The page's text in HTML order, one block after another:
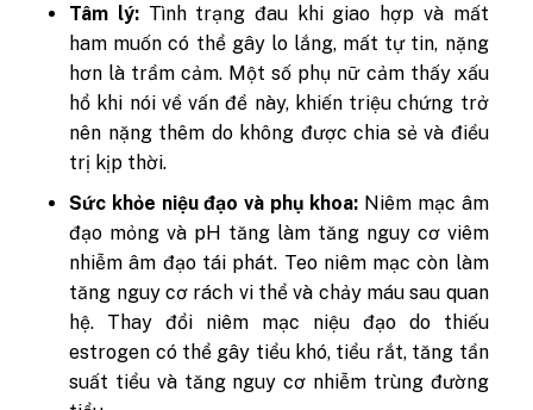
Tâm lý: Tình trạng đau khi giao hợp và mất
ham muốn có thể gây lo lắng, mất tự tin, nặng
hơn là trầm cảm. Một số phụ nữ cảm thấy xấu
hổ khi nói về vấn đề này, khiến triệu chứng trở
nên nặng thêm do không được chia sẻ và điều
trị kịp thời.
Sức khỏe niệu đạo và phụ khoa: Niêm mạc âm
đạo mỏng và pH tăng làm tăng nguy cơ viêm
nhiễm âm đạo tái phát. Teo niêm mạc còn làm
tăng nguy cơ rách vi thể và chảy máu sau quan
hệ. Thay đổi niêm mạc niệu đạo do thiếu
estrogen có thể gây tiểu khó, tiểu rắt, tăng tần
suất tiểu và tăng nguy cơ nhiễm trùng đường